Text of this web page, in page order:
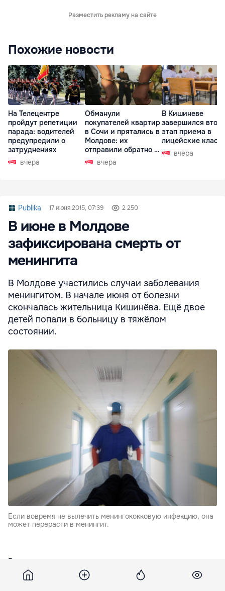
Разместить рекламу на сайте
Похожие новости
На Телецентре
пройдут репетиции
парада: водителей
предупредили о
затруднениях
вчера
Обманули
покупателей квартир
в Сочи и прятались в
Молдове: их
отправили обратно в
РФ вчера
В Кишиневе
завершился
этап приема в
лицейские
вчера
Publika 17 июня 2015, 07:39 2 250
В июне в Молдове
зафиксирована смерть от
менингита
В Молдове участились случаи заболевания
менингитом. В начале июня от болезни
скончалась жительница Кишинёва. Ещё двое
детей попали в больницу в тяжёлом
состоянии.
Если вовремя не вылечить менингококковую инфекцию, она
может перерасти в менингит.
Врачи напоминают, что менингит может
передаваться воздушно-капельным путём.